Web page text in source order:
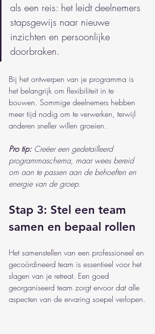
als een reis: het leidt deelnemers
stapsgewijs naar nieuwe
inzichten en persoonlijke
doorbraken.
Bij het ontwerpen van je programma is
het belangrijk om flexibiliteit in te
bouwen. Sommige deelnemers hebben
meer tijd nodig om te verwerken, terwijl
anderen sneller willen groeien.
Pro tip: Creëer een gedetailleerd
programmaschema, maar wees bereid
om aan te passen aan de behoeften en
energie van de groep.
Stap 3: Stel een team
samen en bepaal rollen
Het samenstellen van een professioneel en
gecoördineerd team is essentieel voor het
slagen van je retreat. Een goed
georganiseerd team zorgt ervoor dat alle
aspecten van de ervaring soepel verlopen.